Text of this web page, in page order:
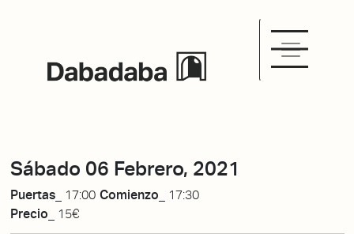
Sábado 06 Febrero, 2021
Puertas_ 17:00 Comienzo_
17:30
Precio_
15€